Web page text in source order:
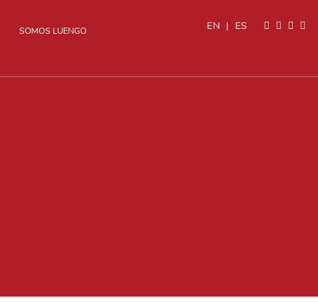
SOMOS LUENGO
EN | ES